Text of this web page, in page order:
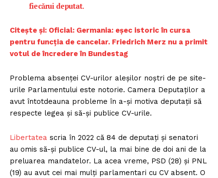
fiecărui deputat.
Citește și: Oficial: Germania: eșec istoric în cursa
pentru funcția de cancelar. Friedrich Merz nu a primit
votul de încredere în Bundestag
Problema absenței CV-urilor aleșilor noștri de pe site-
urile Parlamentului este notorie. Camera Deputaților a
avut întotdeauna probleme în a-și motiva deputații să
respecte legea și să-și publice CV-urile.
Libertatea scria în 2022 că 84 de deputați și senatori
au omis să-și publice CV-ul, la mai bine de doi ani de la
preluarea mandatelor. La acea vreme, PSD (28) și PNL
(19) au avut cei mai mulți parlamentari cu CV absent. O